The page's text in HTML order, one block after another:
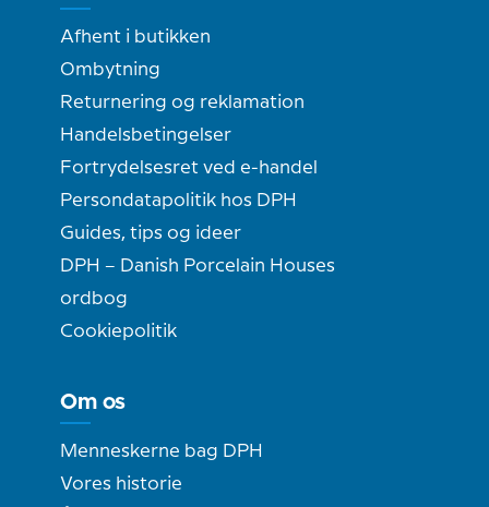
Afhent i butikken
Ombytning
Returnering og reklamation
Handelsbetingelser
Fortrydelsesret ved e-handel
Persondatapolitik hos DPH
Guides, tips og ideer
DPH – Danish Porcelain Houses
ordbog
Cookiepolitik
Om os
Menneskerne bag DPH
Vores historie